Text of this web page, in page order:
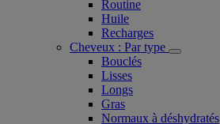
Routine
Huile
Recharges
Cheveux : Par type
Bouclés
Lisses
Longs
Gras
Normaux à déshydratés